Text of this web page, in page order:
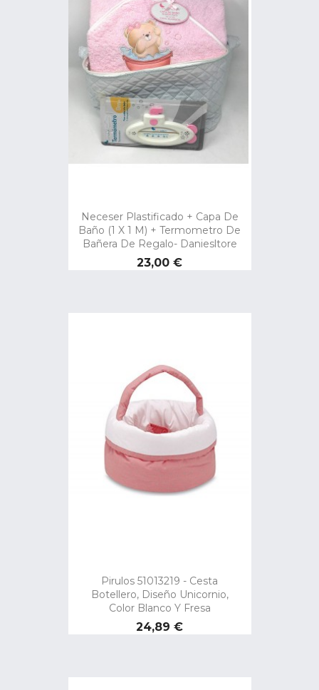
Neceser Plastificado + Capa De
Baño (1 X 1 M) + Termometro De
Bañera De Regalo- Daniesltore
Precio
23,00 €
Pirulos 51013219 - Cesta
Botellero, Diseño Unicornio,
Color Blanco Y Fresa
Precio
24,89 €